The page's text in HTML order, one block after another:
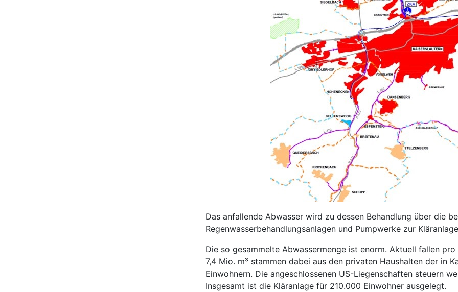
Das anfallende Abwasser wird zu dessen Behandlung über die
Regenwasserbehandlungsanlagen und Pumpwerke zur
Die so gesammelte Abwassermenge ist enorm. Aktuell fallen
7,4 Mio. m³ stammen dabei aus den privaten Haushalten der in
Einwohnern. Die angeschlossenen US-Liegenschaften steuern
Insgesamt ist die Kläranlage für 210.000 Einwohner ausgelegt.